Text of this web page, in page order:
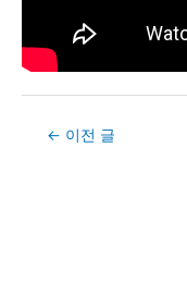
Post← 이전 글